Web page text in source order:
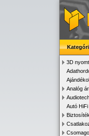
3D
Analóg
Autó HiFi